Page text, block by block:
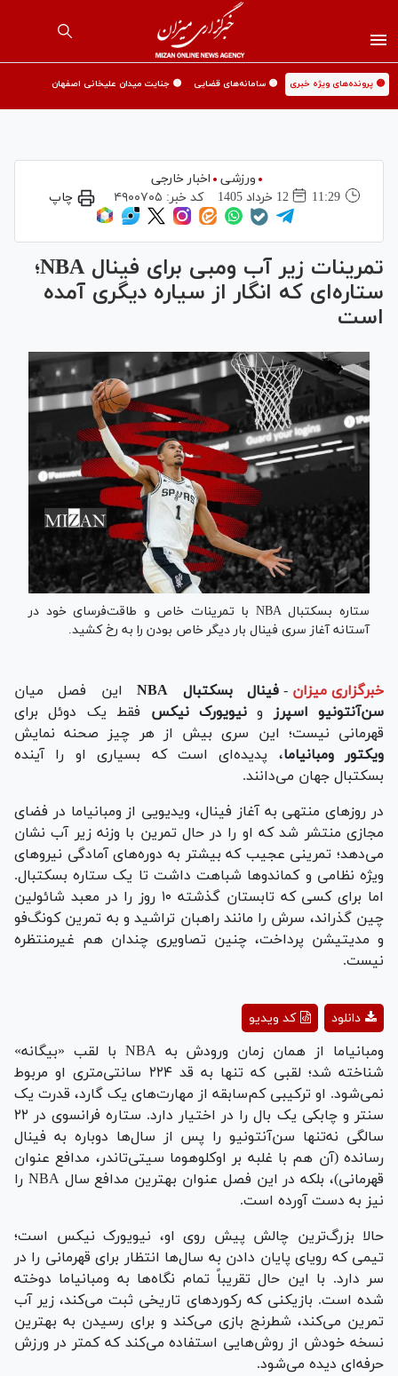
🟡 پرونده‌های ویژه خبری 🟡 سامانه‌های قضایی 🟡 جنایت میدان علیخانی اصفهان
ورزشی
اخبار خارجی
11:29
12 خرداد 1405 کد خبر: ۴۹۰۰۷۰۵ چاپ
تمرینات زیر آب ومبی برای فینال NBA؛
ستاره‌ای که انگار از سیاره دیگری آمده
است
ستاره بسکتبال NBA با تمرینات خاص و طاقت‌فرسای خود در
آستانه آغاز سری فینال بار دیگر خاص بودن را به رخ کشید.
خبرگزاری میزان - فینال بسکتبال NBA
این فصل میان
سن‌آنتونیو اسپرز
ونیویورک نیکس فقط یک دوئل برای
قهرمانی نیست؛ این سری بیش از هر چیز صحنه نمایش
ویکتور ومبانیاما، پدیده‌ای است که بسیاری او را آینده
بسکتبال جهان می‌دانند.
در روز‌های منتهی به آغاز فینال، ویدیویی از ومبانیاما در فضای
مجازی منتشر شد که او را در حال تمرین با وزنه زیر آب نشان
می‌دهد؛ تمرینی عجیب که بیشتر به دوره‌های آمادگی نیرو‌های
ویژه نظامی و کماندو‌ها شباهت داشت تا یک ستاره بسکتبال.
اما برای کسی که تابستان گذشته ۱۰ روز را در معبد شائولین
چین گذراند، سرش را مانند راهبان تراشید و به تمرین کونگ‌فو
و مدیتیشن پرداخت، چنین تصاویری چندان هم غیرمنتظره
نیست.
Play
Video
کد ویدیو دانلود
ومبانیاما از همان زمان ورودش به NBA با لقب «بیگانه»
شناخته شد؛ لقبی که تنها به قد ۲۲۴ سانتی‌متری او مربوط
نمی‌شود. او ترکیبی کم‌سابقه از مهارت‌های یک گارد، قدرت یک
سنتر و چابکی یک بال را در اختیار دارد. ستاره فرانسوی در ۲۲
سالگی نه‌تنها سن‌آنتونیو را پس از سال‌ها دوباره به فینال
رسانده (آن هم با غلبه بر اوکلوهوما سیتی‌تاندر، مدافع عنوان
قهرمانی)، بلکه در این فصل عنوان بهترین مدافع سال NBA را
نیز به دست آورده است.
حالا بزرگ‌ترین چالش پیش روی او، نیویورک نیکس است؛
تیمی که رویای پایان دادن به سال‌ها انتظار برای قهرمانی را در
سر دارد. با این حال تقریباً تمام نگاه‌ها به ومبانیاما دوخته
شده است. بازیکنی که رکورد‌های تاریخی ثبت می‌کند، زیر آب
تمرین می‌کند، شطرنج بازی می‌کند و برای رسیدن به بهترین
نسخه خودش از روش‌هایی استفاده می‌کند که کمتر در ورزش
حرفه‌ای دیده می‌شود.